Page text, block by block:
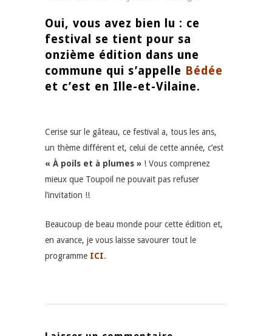
Oui, vous avez bien lu : ce
festival se tient pour sa
onzième édition dans une
commune qui s’appelle Bédée
et c’est en Ille-et-Vilaine.
Cerise sur le gâteau, ce festival a, tous les ans,
un thème différent et, celui de cette année, c’est
« À poils et à plumes » ! Vous comprenez
mieux que Toupoil ne pouvait pas refuser
l’invitation !!
Beaucoup de beau monde pour cette édition et,
en avance, je vous laisse savourer tout le
programme ICI.